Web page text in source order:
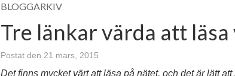
BLOGGARKIV
Tre länkar värda att läsa
Postat den 21 mars, 2015
Det finns mycket värt att läsa på nätet, och det är lätt